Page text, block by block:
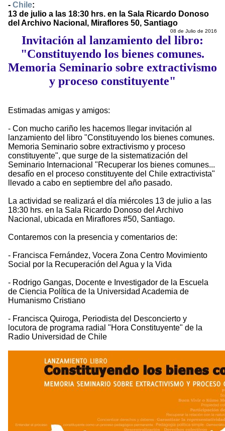
- Chile:
13 de julio a las 18:30 hrs. en la Sala Ricardo Donoso
del Archivo Nacional, Miraflores 50, Santiago
08 de Julio de 2016
Invitación al lanzamiento del libro:
"Constituyendo los bienes comunes.
Memoria Seminario sobre extractivismo
y proceso constituyente"
Estimadas amigas y amigos:
- Con mucho cariño les hacemos llegar invitación al
lanzamiento del libro "Constituyendo los bienes comunes.
Memoria Seminario sobre extractivismo y proceso
constituyente", que surge de la sistematización del
Seminario Internacional "Recuperar los bienes comunes...
desafío en el proceso constituyente del Chile extractivista"
llevado a cabo en septiembre del año pasado.
La actividad se realizará el día miércoles 13 de julio a las
18:30 hrs. en la Sala Ricardo Donoso del Archivo
Nacional, ubicada en Miraflores #50, Santiago.
Contaremos con la presencia y comentarios de:
- Francisca Fernández, Vocera Zona Centro Movimiento
Social por la Recuperación del Agua y la Vida
- Rodrigo Gangas, Docente e Investigador de la Escuela
de Ciencia Política de la Universidad Academia de
Humanismo Cristiano
- Francisca Quiroga, Periodista del Desconcierto y
locutora de programa radial "Hora Constituyente" de la
Radio Universidad de Chile